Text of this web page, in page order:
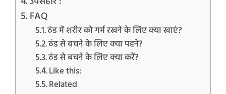
FAQ
ठंड में शरीर को गर्म रखने के लिए क्या खाएं?
ठंड से बचने के लिए क्या पहने?
ठंड से बचने के लिए क्या करें?
Like this:
Related